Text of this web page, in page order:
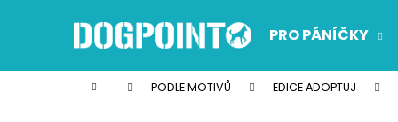
PRO PÁNÍČKY
Domů PODLE MOTIVŮ EDICE ADOPTUJ
í
Zpět
do
Zpět
do